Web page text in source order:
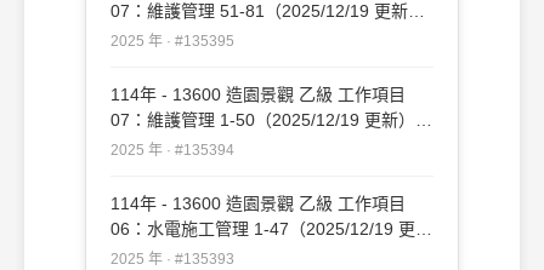
07：維護管理 51-81（2025/12/19 更新）
#135395
2025 年 · #135395
114年 - 13600 造園景觀 乙級 工作項目
07：維護管理 1-50（2025/12/19 更新）
#135394
2025 年 · #135394
114年 - 13600 造園景觀 乙級 工作項目
06：水電施工管理 1-47（2025/12/19 更
新）#135393
2025 年 · #135393